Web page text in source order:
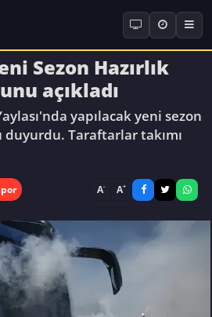
Sezon Hazırlık
açıkladı
yapılacak yeni sezon
duyurdu. Taraftarlar takımı
A- A+